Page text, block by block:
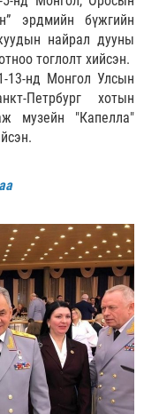
эрдмийн бүжгийн
найрал дууны
тоглолт хийсэн.
13-нд Монгол Улсын
Петрбург хотын
музейн "Капелла"